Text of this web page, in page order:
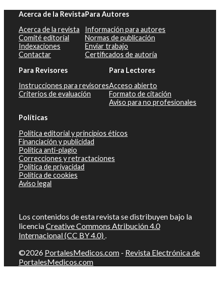
Acerca de la Revista
Acerca de la revista
Comité editorial
Indexaciones
Contactar
Para Autores
Información para autores
Normas de publicación
Enviar trabajo
Certificados de autoría
Para Revisores
Instrucciones para revisores
Criterios de evaluación
Para Lectores
Acceso abierto
Formato de citación
Aviso para no profesionales
Políticas
Política editorial y principios éticos
Financiación y publicidad
Política anti-plagio
Correcciones y retractaciones
Política de privacidad
Política de cookies
Aviso legal
Los contenidos de esta revista se distribuyen bajo la
licenciaCreative Commons Atribución 4.0
Internacional (CC BY 4.0) .
©2026 PortalesMedicos.com - Revista Electrónica de
PortalesMedicos.com